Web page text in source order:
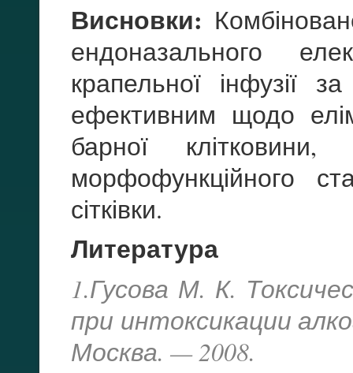
Висновки:
ендоназального
крапельної інфузії
ефективним щодо
барної
морфофункційного
сітківки.
Литература
1.Гусова М. К.
при интоксикации
Москва. — 2008.